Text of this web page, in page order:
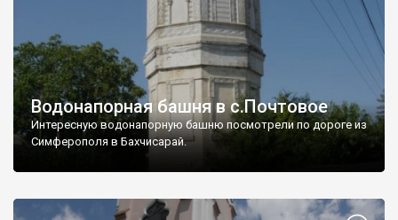
Водонапорная башня в с.Почтовое
Интересную водонапорную башню посмотрели по дороге из
Симферополя в Бахчисарай.